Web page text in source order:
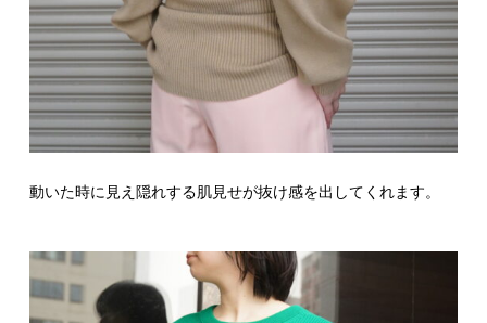
動いた時に見え隠れする肌見せが抜け感を出してくれます。